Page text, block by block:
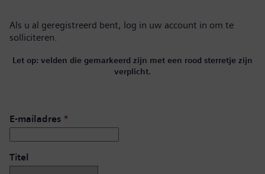
Als u al geregistreerd bent, log in uw account in om te
solliciteren.
Let op: velden die gemarkeerd zijn met een rood sterretje zijn
verplicht.
E-mailadres *
Titel